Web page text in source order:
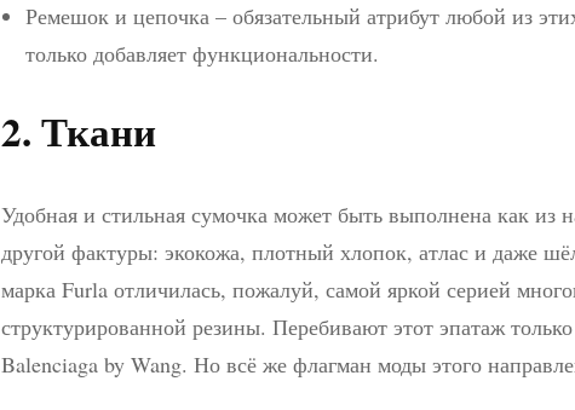
Ремешок и цепочка – обязательный атрибут любой из
только добавляет функциональности.
2. Ткани
Удобная и стильная сумочка может быть выполнена как из
другой фактуры: экокожа, плотный хлопок, атлас и даже
марка Furla отличилась, пожалуй, самой яркой серией
структурированной резины. Перебивают этот эпатаж
Balenciaga by Wang. Но всё же флагман моды этого